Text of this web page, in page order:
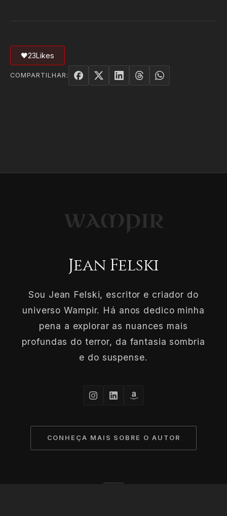
🖤23Likes
COMPARTILHAR:
Jean Felski
Sou Jean Felski, escritor e criador do
universo Wampir. Há anos dedico minha
pena a explorar as nuances mais
profundas do terror, da fantasia sombria
e do suspense.
CONHEÇA MAIS SOBRE O AUTOR